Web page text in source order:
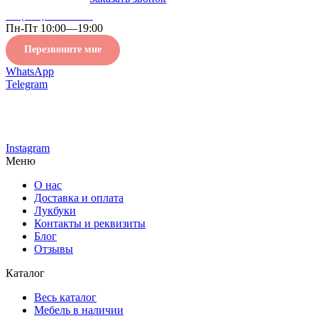
Пн-Пт 10:00—19:00
Перезвоните мне
WhatsApp
Telegram
Instagram
Меню
О нас
Доставка и оплата
Лукбуки
Контакты и реквизиты
Блог
Отзывы
Каталог
Весь каталог
Мебель в наличии